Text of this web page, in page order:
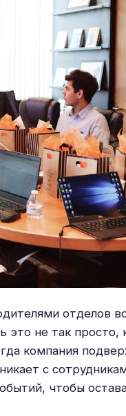
отделов
не так просто,
компания
с
чтобы